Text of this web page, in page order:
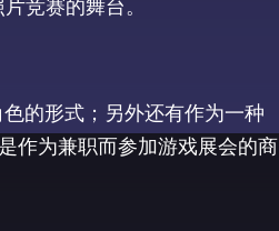
竞赛的舞台。
的形式；另外还有作为一种
作为兼职而参加游戏展会的商